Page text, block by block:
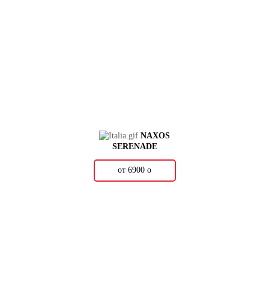
NAXOS
SERENADE
от 6900 о